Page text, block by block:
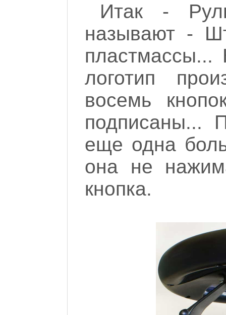
Итак -
называют -
пластмассы...
логотип
восемь
подписаны...
еще одна
она не
кнопка.